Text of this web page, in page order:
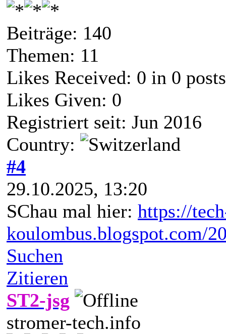
Beiträge: 140
Themen: 11
Likes Received: 0 in 0 posts
Likes Given: 0
Registriert seit: Jun 2016
Country:
#4
29.10.2025, 13:20
SChau mal hier: https://
koulombus.blogspot.com/
Suchen
Zitieren
ST2-jsg
stromer-tech.info